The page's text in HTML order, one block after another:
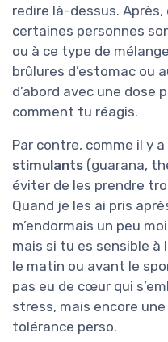
redire là-dessus.
certaines personnes
ou à ce type de
brûlures d’estomac ou
d’abord avec une dose
comment tu réagis.
Par contre, comme il y
stimulants (guarana,
éviter de les prendre
Quand je les ai pris
m’endormais un peu
mais si tu es sensible
le matin ou avant le
pas eu de cœur qui
stress, mais encore
tolérance perso.